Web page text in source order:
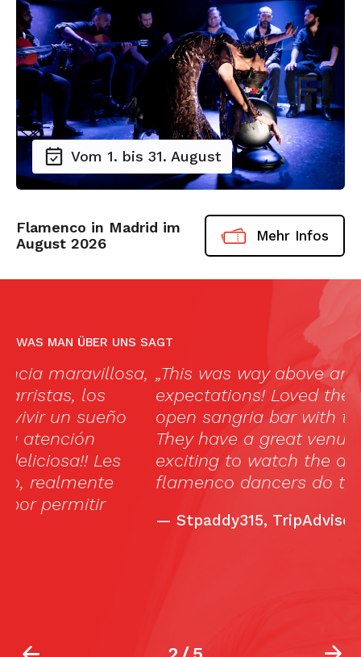
Vom 1. bis 31. August
Flamenco in Madrid im
August 2026
Mehr Infos
WAS MAN ÜBER UNS SAGT
„This was way above and beyond my
expectations! Loved the venue and the
open sangria bar with the last show!
They have a great venue and it’s very
exciting to watch the amazing
flamenco dancers do their magic!!“
Stpaddy315, TripAdvisor